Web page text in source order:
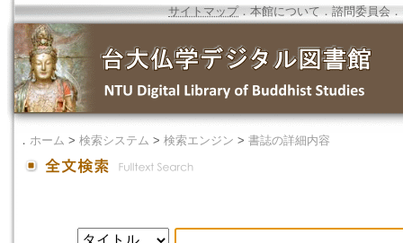
サイトマップ．本館について ． 諮問委員会 ．
． ホーム > 検索システム > 検索エンジン > 書誌の詳細内容